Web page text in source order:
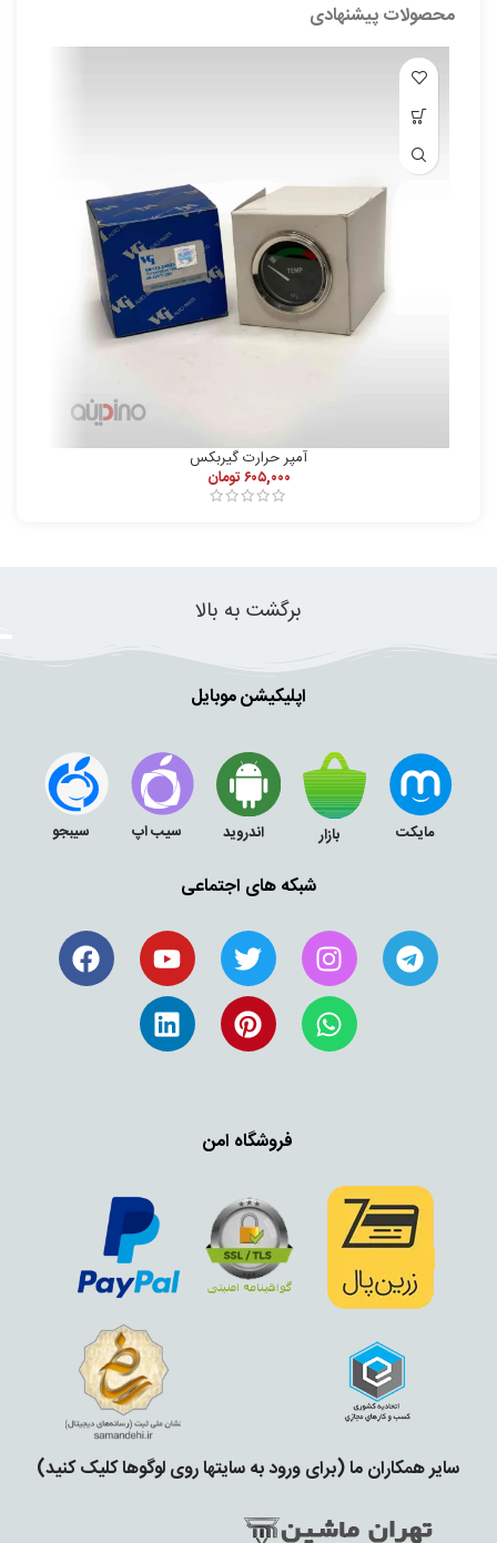
محصولات پیشنهادی
آمپر حرارت گیربکس
۶۰۵,۰۰۰تومان
برگشت به بالا
اپلیکیشن موبایل
مایکت بازار اندروید سیب اپ سیبجو
شبکه های اجتماعی
فروشگاه امن
سایر همکاران ما (برای ورود به سایتها روی لوگوها کلیک کنید)